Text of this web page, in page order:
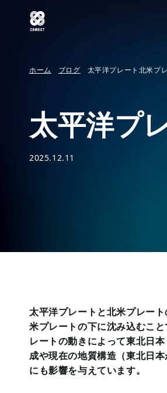
ホーム ブログ 太平洋プレート北米プ
太平洋プ
2025.12.11
太平洋プレートと北米プレー
米プレートの下に沈み込むこ
レートの動きによって東北日
成や現在の地質構造（東北日
にも影響を与えています。